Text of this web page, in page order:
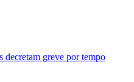
decretam greve por tempo